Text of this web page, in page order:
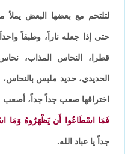
لتلتحم مع بعضها البعض يملأ
حتى إذا جعله ناراً، وطبقاً
قطرا، النحاس المذاب،
الحديدي، حديد ملبس بالنحاس،
اختراقها صعب جداً جداً، أصعب
فَمَا اسْطَاعُوا أَن يَظْهَرُوهُ وَمَا
جداً يا عباد الله.